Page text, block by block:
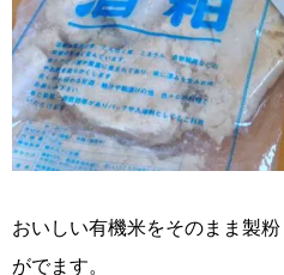
おいしい有機米をそのまま製
がでます。